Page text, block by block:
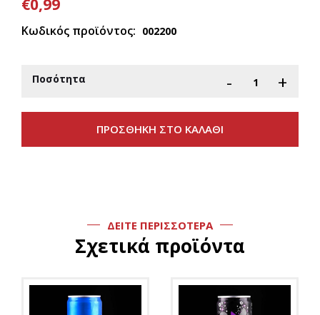
€0,99
Κωδικός προϊόντος: 002200
Ποσότητα - +
ΔΕΙΤΕ ΠΕΡΙΣΣΟΤΕΡΑ
Σχετικά προϊόντα